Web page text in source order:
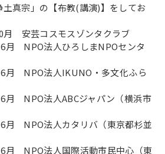
真宗」の【布教(講演)】をしてお
月 安芸コスモスゾンタクラブ
月 NPO法人ひろしまNPOセンタ
月 NPO法人IKUNO・多文化ふら
月 NPO法人ABCジャパン（横浜市
月 NPO法人カタリバ（東京都杉並
月 NPO法人国際活動市民中心（東